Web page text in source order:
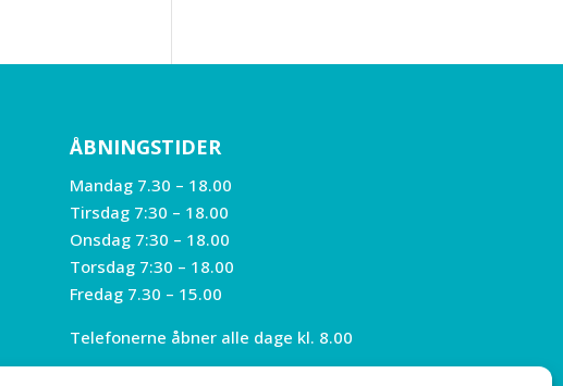
ÅBNINGSTIDER
Mandag 7.30 – 18.00
Tirsdag 7:30 – 18.00
Onsdag 7:30 – 18.00
Torsdag 7:30 – 18.00
Fredag 7.30 – 15.00
Telefonerne åbner alle dage kl. 8.00